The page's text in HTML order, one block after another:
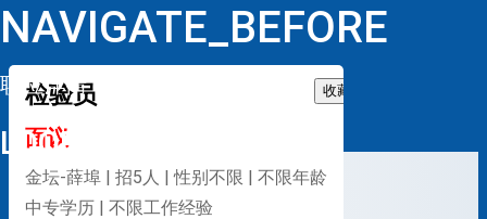
NAVIGATE_BEFORE
职位详情
LOOP
检验员 收藏
面议
金坛-薛埠 | 招5人 | 性别不限 | 不限年龄
中专学历 | 不限工作经验